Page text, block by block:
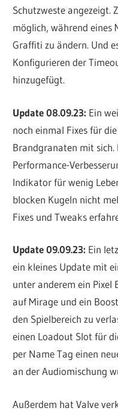
Schutzweste angezeigt.
möglich, während eines
Graffiti zu ändern. Und
Konfigurieren der
hinzugefügt.
Update 08.09.23: Ein
noch einmal Fixes für
Brandgranaten mit sich.
Performance-
Indikator für wenig
blocken Kugeln nicht
Fixes und Tweaks
Update 09.09.23: Ein
ein kleines Update mit
unter anderem ein Pixel
auf Mirage und ein
den Spielbereich zu
einen Loadout Slot für
per Name Tag einen
an der Audiomischung
Außerdem hat Valve